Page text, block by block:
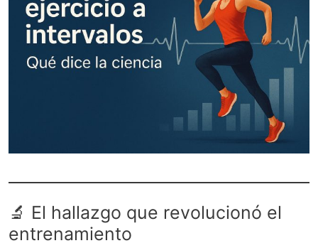
🔬 El hallazgo que revolucionó el
entrenamiento